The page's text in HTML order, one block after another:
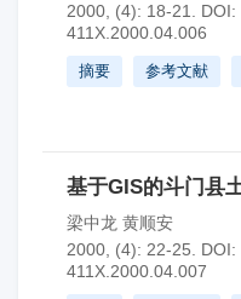
2000, (4): 18-21.
DOI:
411X.2000.04.006
摘要 参考文献
基于GIS的斗门县
梁中龙 黄顺安
2000, (4): 22-25.
DOI:
411X.2000.04.007